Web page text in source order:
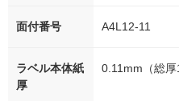
面付番号 A4L12-11
ラベル本体紙
厚
0.11mm（総厚